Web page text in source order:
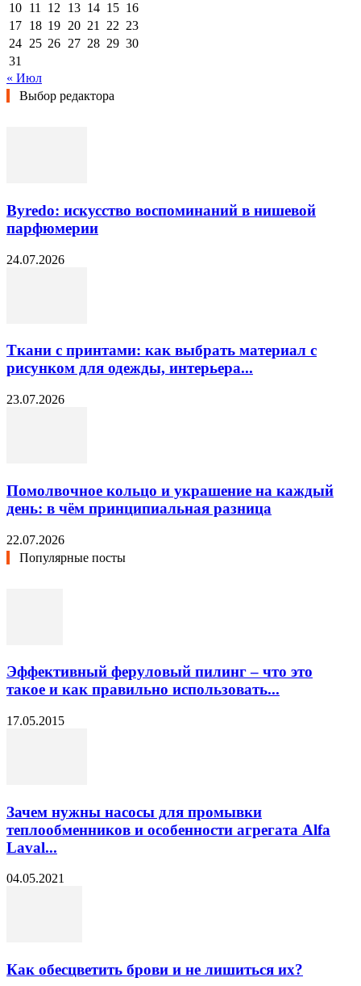
10 11 12 13 14 15 16
17 18 19 20 21 22 23
24 25 26 27 28 29 30
31
« Июл
Выбор редактора
Byredo: искусство воспоминаний в нишевой
парфюмерии
24.07.2026
Ткани с принтами: как выбрать материал с
рисунком для одежды, интерьера...
23.07.2026
Помолвочное кольцо и украшение на каждый
день: в чём принципиальная разница
22.07.2026
Популярные посты
Эффективный феруловый пилинг – что это
такое и как правильно использовать...
17.05.2015
Зачем нужны насосы для промывки
теплообменников и особенности агрегата Alfa
Laval...
04.05.2021
Как обесцветить брови и не лишиться их?